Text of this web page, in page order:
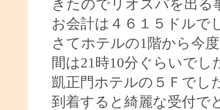
きたのでリオスパを出る
お会計は４６１５ドルで
さてホテルの1階から今
間は21時10分ぐらいで
凱正門ホテルの５Ｆでし
到着すると綺麗な受付で